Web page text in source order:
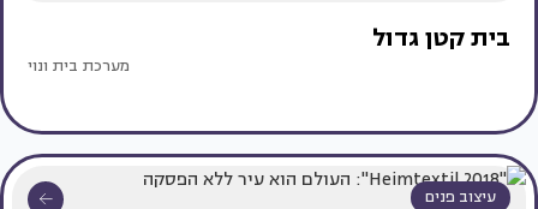
בית קטן גדול
מערכת בית ונוי
עיצוב פנים